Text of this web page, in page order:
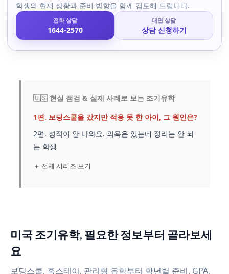
학생의 현재 상황과 준비 방향을 함께 검토해 드립니다.
전화 상담
1644-2570
대면 상담
상담 신청하기
🇺🇸 현실 점검 & 실제 사례로 보는 조기유학
1편. 보딩스쿨을 갔지만 적응 못 한 아이, 그 원인은?
2편. 성적이 안 나와요. 의욕은 있는데 정리는 안 되
는 학생
＋ 전체 시리즈 보기
미국 조기유학, 필요한 정보부터 골라보세
요
보딩스쿨, 홈스테이, 관리형 유학부터 학년별 준비, GPA,